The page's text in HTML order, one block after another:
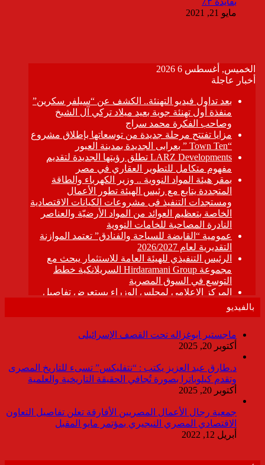
مايو 21, 2021
بالفيديو
ماجستير ابوغزاله تحت القصف الإسرائيلى
أكتوبر 20, 2025
د.طارق عبد العزيز يكتب : “نتفليكس” تسىء للتاريخ المصرى
وتقدم كيلوباترا بصورة تُجافي الحقيقة التاريخية والعلمية
أكتوبر 20, 2025
جمعية رجال الأعمال المصريين الأفارقة تعلن تفاصيل التعاون
الاقتصادي المصري النيجيري بمؤتمر مايو المقبل
أبريل 12, 2022